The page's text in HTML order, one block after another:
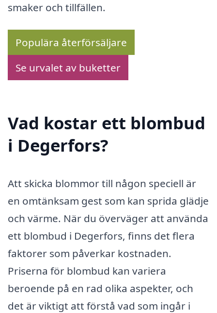
smaker och tillfällen.
Populära återförsäljare
Se urvalet av buketter
Vad kostar ett blombud
i Degerfors?
Att skicka blommor till någon speciell är
en omtänksam gest som kan sprida glädje
och värme. När du överväger att använda
ett blombud i Degerfors, finns det flera
faktorer som påverkar kostnaden.
Priserna för blombud kan variera
beroende på en rad olika aspekter, och
det är viktigt att förstå vad som ingår i